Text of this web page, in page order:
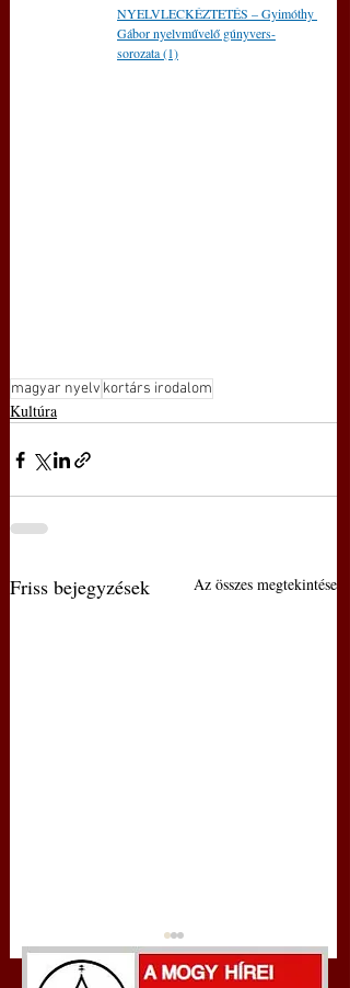
NYELVLECKÉZTETÉS – Gyimóthy
Gábor nyelvművelő gúnyvers-
sorozata (1)
magyar nyelv kortárs irodalom
Kultúra
Friss bejegyzések Az összes megtekintése